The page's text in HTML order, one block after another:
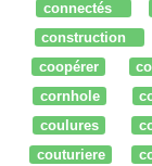
connectés
construction
coopérer
cornhole
coulures
couturiere